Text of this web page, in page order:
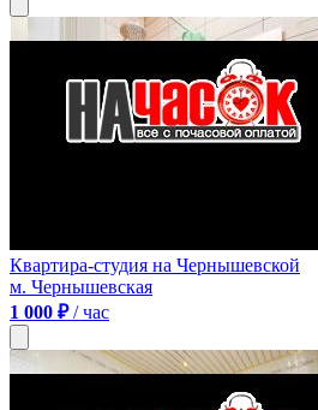
Квартира-студия на Чернышевской
м. Чернышевская
1 000 ₽/ час